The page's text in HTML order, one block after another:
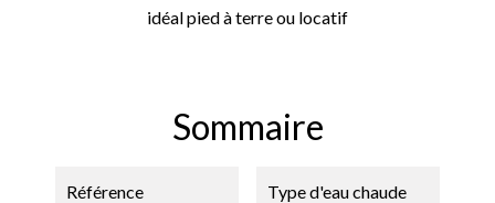
idéal pied à terre ou locatif
Sommaire
Référence
Type d'eau chaude